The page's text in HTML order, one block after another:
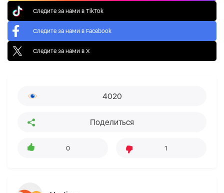
Следите за нами в TikTok
Следите за нами в Facebook
Следите за нами в X
4020
Поделиться
0 1